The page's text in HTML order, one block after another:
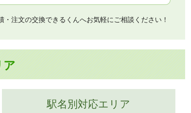
注文の交換できるくんへお気軽にご相談ください！
ア
駅名別対応エリア